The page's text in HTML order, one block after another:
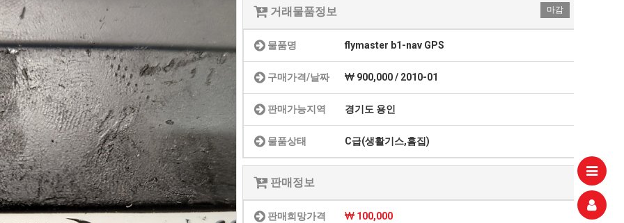
거래물품정보 마감
물품명 flymaster b1-nav GPS
구매가격/날짜 900,000 / 2010-01
판매가능지역 경기도 용인
물품상태 C급(생활기스,흠집)
판매정보
판매희망가격 100,000
11.21
11.21
11.21
09.17
?
08.20
08.19
ddddd
콘
서
트
분
지
BTS 부산 콘서트 '75분 지연' 성토…하이브 "큰 실망·불편" 사과
06.24
초기 거래대상은 약 10개 종목으로 시작해 최대 100개까지 확대할 방침이다. 구체적인 거래 대상 ETF는 아직 확정되지 않았지만, 시장 대표성이나 거래량을 고려해 선정할 계획이다.
BTS 부산 콘서트 '75분 지연' 성토…하이브 "큰 실망·불편" 사과
04.14
가입인사드립니다~
04.07
좋은시
aaaa
11.21
aaaaa
09.17
혹시 오프라인 모임이 있나요?
회원가입 인사드립니다.